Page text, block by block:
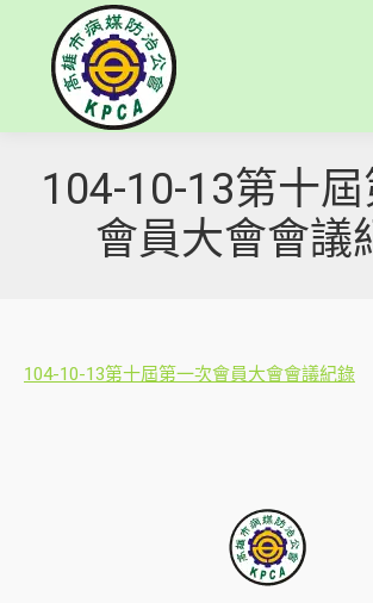
104-10-13第十
會員大會會議
104-10-13第十屆第一次會員大會會議紀錄